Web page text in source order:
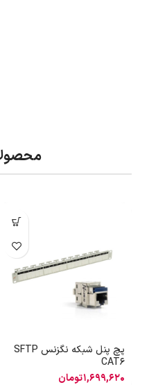
پچ پنل شبکه نگزنس SFTP
CAT6
1,699,620تومان